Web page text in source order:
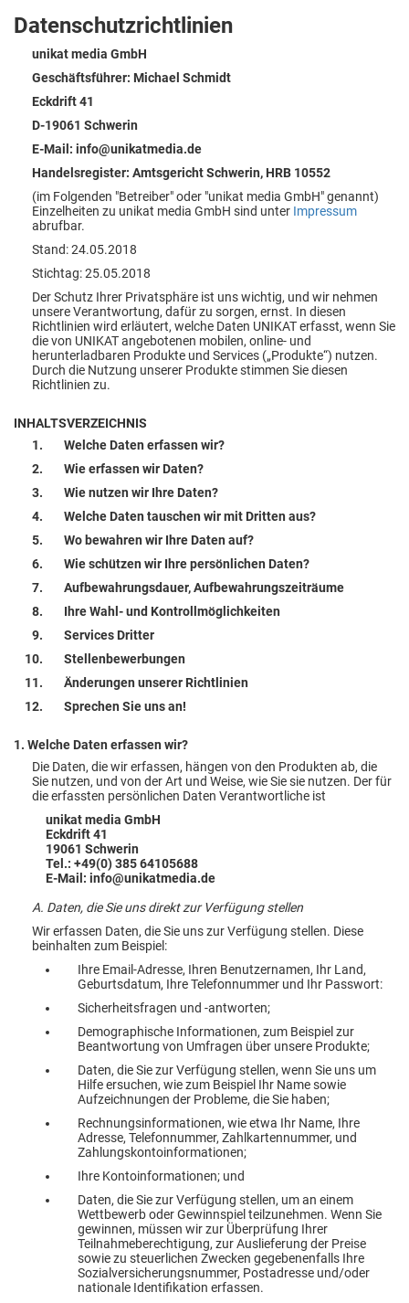
Datenschutzrichtlinien
unikat media GmbH
Geschäftsführer: Michael Schmidt
Eckdrift 41
D-19061 Schwerin
E-Mail: info@unikatmedia.de
Handelsregister: Amtsgericht Schwerin, HRB 10552
(im Folgenden "Betreiber" oder "unikat media GmbH" genannt)
Einzelheiten zu unikat media GmbH sind unter Impressum
abrufbar.
Stand: 24.05.2018
Stichtag: 25.05.2018
Der Schutz Ihrer Privatsphäre ist uns wichtig, und wir nehmen
unsere Verantwortung, dafür zu sorgen, ernst. In diesen
Richtlinien wird erläutert, welche Daten UNIKAT erfasst, wenn Sie
die von UNIKAT angebotenen mobilen, online- und
herunterladbaren Produkte und Services („Produkte“) nutzen.
Durch die Nutzung unserer Produkte stimmen Sie diesen
Richtlinien zu.
INHALTSVERZEICHNIS
Welche Daten erfassen wir?
Wie erfassen wir Daten?
Wie nutzen wir Ihre Daten?
Welche Daten tauschen wir mit Dritten aus?
Wo bewahren wir Ihre Daten auf?
Wie schützen wir Ihre persönlichen Daten?
Aufbewahrungsdauer, Aufbewahrungszeiträume
Ihre Wahl- und Kontrollmöglichkeiten
Services Dritter
Stellenbewerbungen
Änderungen unserer Richtlinien
Sprechen Sie uns an!
1. Welche Daten erfassen wir?
Die Daten, die wir erfassen, hängen von den Produkten ab, die
Sie nutzen, und von der Art und Weise, wie Sie sie nutzen. Der für
die erfassten persönlichen Daten Verantwortliche ist
unikat media GmbH
Eckdrift 41
19061 Schwerin
Tel.: +49(0) 385 64105688
E-Mail: info@unikatmedia.de
A. Daten, die Sie uns direkt zur Verfügung stellen
Wir erfassen Daten, die Sie uns zur Verfügung stellen. Diese
beinhalten zum Beispiel:
Ihre Email-Adresse, Ihren Benutzernamen, Ihr Land,
Geburtsdatum, Ihre Telefonnummer und Ihr Passwort:
Sicherheitsfragen und -antworten;
Demographische Informationen, zum Beispiel zur
Beantwortung von Umfragen über unsere Produkte;
Daten, die Sie zur Verfügung stellen, wenn Sie uns um
Hilfe ersuchen, wie zum Beispiel Ihr Name sowie
Aufzeichnungen der Probleme, die Sie haben;
Rechnungsinformationen, wie etwa Ihr Name, Ihre
Adresse, Telefonnummer, Zahlkartennummer, und
Zahlungskontoinformationen;
Ihre Kontoinformationen; und
Daten, die Sie zur Verfügung stellen, um an einem
Wettbewerb oder Gewinnspiel teilzunehmen. Wenn Sie
gewinnen, müssen wir zur Überprüfung Ihrer
Teilnahmeberechtigung, zur Auslieferung der Preise
sowie zu steuerlichen Zwecken gegebenenfalls Ihre
Sozialversicherungsnummer, Postadresse und/oder
nationale Identifikation erfassen.